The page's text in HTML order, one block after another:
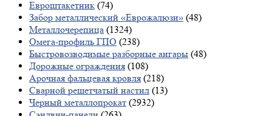
Евроштакетник (74)
Забор металлический «Еврожалюзи» (48)
Металлочерепица (1324)
Омега-профиль ГПО (238)
Быстровозводимые разборные ангары (48)
Дорожные ограждения (108)
Арочная фальцевая кровля (218)
Сварной решетчатый настил (13)
Черный металлопрокат (2932)